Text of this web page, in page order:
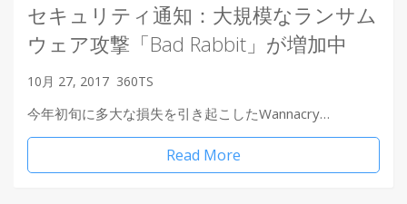
セキュリティ通知：大規模なランサム
ウェア攻撃「Bad Rabbit」が増加中
10月 27, 2017 360TS
今年初旬に多大な損失を引き起こしたWannacry…
Read More